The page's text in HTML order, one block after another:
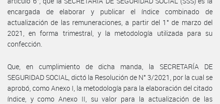
encargada de elaborar y publicar el índice combinado de
actualización de las remuneraciones, a partir del 1° de marzo del
2021, en forma trimestral, y la metodología utilizada para su
confección.
Que, en cumplimiento de dicha manda, la SECRETARÍA DE
SEGURIDAD SOCIAL, dictó la Resolución de N° 3/2021, por la cual se
aprobó, como Anexo I, la metodología para la elaboración del citado
índice, y como Anexo II, su valor para la actualización de las